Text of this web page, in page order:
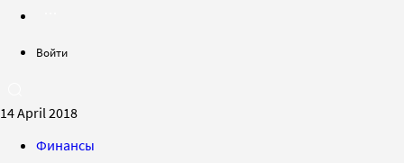
Войти
14 April 2018
Финансы